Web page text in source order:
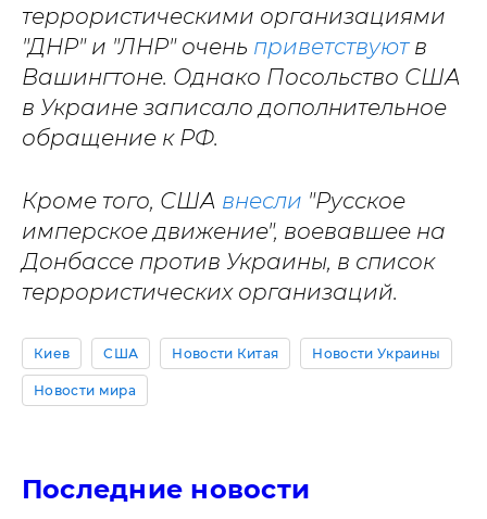
террористическими организациями
"ДНР" и "ЛНР" очень приветствуютв
Вашингтоне. Однако Посольство США
в Украине записало дополнительное
обращение к РФ.
Кроме того, США внесли "Русское
имперское движение", воевавшее на
Донбассе против Украины, в список
террористических организаций.
Киев США Новости Китая Новости Украины
Новости мира
Последние новости